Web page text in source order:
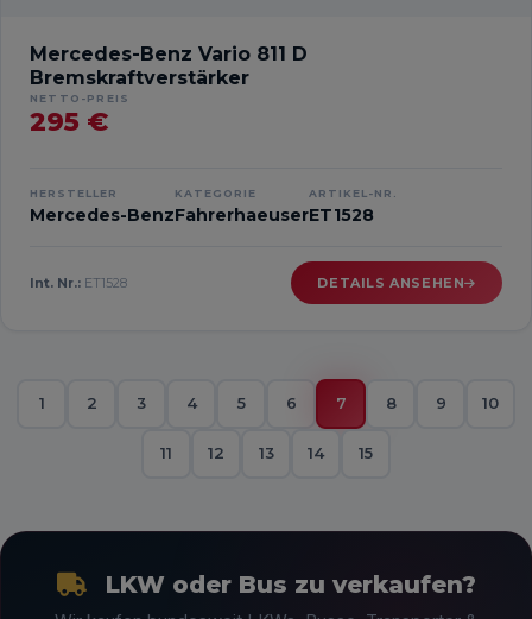
Mercedes-Benz Vario 811 D
Bremskraftverstärker
NETTO-PREIS
295 €
HERSTELLER
Mercedes-Benz
KATEGORIE
Fahrerhaeuser
ARTIKEL-NR.
ET1528
Int. Nr.: ET1528 DETAILS ANSEHEN
1 2 3 4 5 6 7 8 9 10
11 12 13 14 15
LKW oder Bus zu verkaufen?